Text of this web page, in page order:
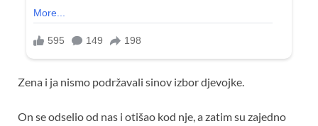
Zena i ja nismo podržavali sinov izbor djevojke.
On se odselio od nas i otišao kod nje, a zatim su zajedno